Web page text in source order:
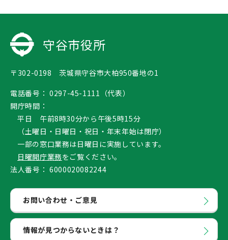
守谷市役所
〒302-0198 茨城県守谷市大柏950番地の1
電話番号： 0297-45-1111（代表）
開庁時間：
平日 午前8時30分から午後5時15分
（土曜日・日曜日・祝日・年末年始は閉庁）
一部の窓口業務は日曜日に実施しています。
日曜開庁業務をご覧ください。
法人番号： 6000020082244
お問い合わせ・ご意見
情報が見つからないときは？